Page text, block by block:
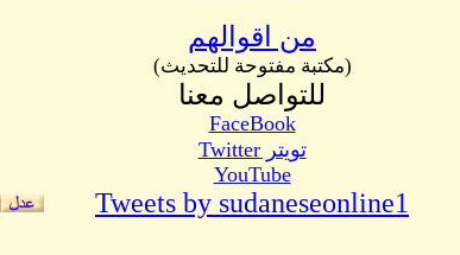
من اقوالهم
(مكتبة مفتوحة للتحديث)
للتواصل معنا
FaceBook
تويتر Twitter
YouTube
Tweets by sudaneseonline1